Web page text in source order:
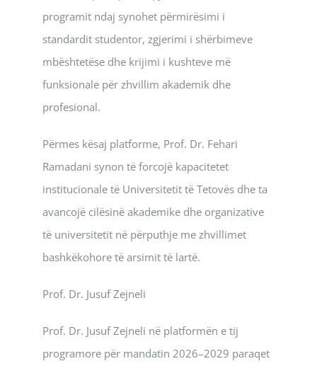
programit ndaj synohet përmirësimi i
standardit studentor, zgjerimi i shërbimeve
mbështetëse dhe krijimi i kushteve më
funksionale për zhvillim akademik dhe
profesional.
Përmes kësaj platforme, Prof. Dr. Fehari
Ramadani synon të forcojë kapacitetet
institucionale të Universitetit të Tetovës dhe ta
avancojë cilësinë akademike dhe organizative
të universitetit në përputhje me zhvillimet
bashkëkohore të arsimit të lartë.
Prof. Dr. Jusuf Zejneli
Prof. Dr. Jusuf Zejneli në platformën e tij
programore për mandatin 2026–2029 paraqet